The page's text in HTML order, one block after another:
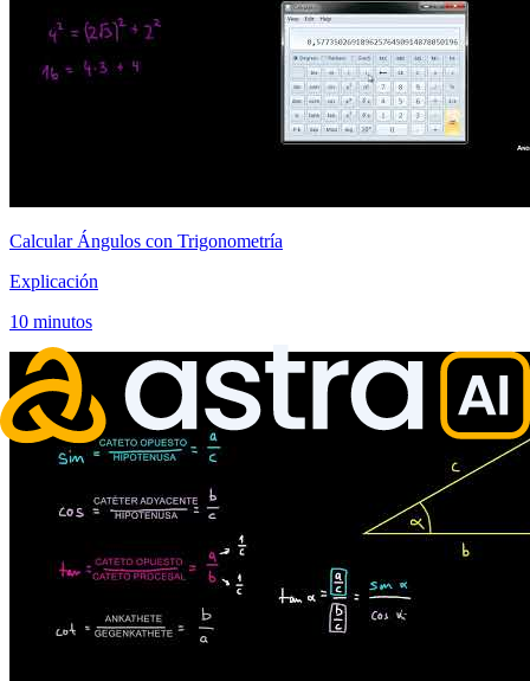
Calcular Ángulos con Trigonometría
Explicación
10 minutos